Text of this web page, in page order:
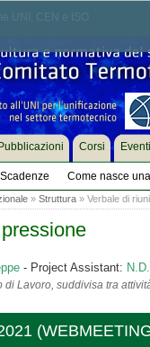
Scadenze Come nasce
Pubblicazioni Corsi Eventi
» Struttura» Verbale di
- Project Assistant: N.D.
Lavoro, suddivisa tra